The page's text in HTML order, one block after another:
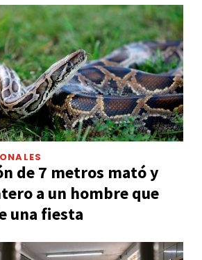
de 7 metros mató y
a un hombre que
una fiesta